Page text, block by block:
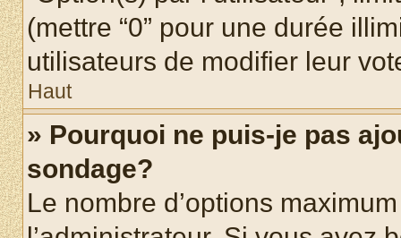
(mettre “0” pour une durée
utilisateurs de modifier leur
Haut
» Pourquoi ne puis-je pas
sondage?
Le nombre d’options